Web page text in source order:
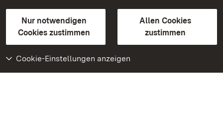
Nur notwendigen
Cookies zustimmen
Allen Cookies
zustimmen
Cookie-Einstellungen anzeigen
GebärdenspracheLeichte Sprache
Erklärung zur Barrierefreiheit
BITV-konform (geprüfte Seiten)
Weiteres